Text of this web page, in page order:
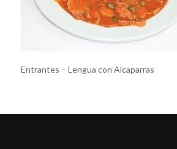
Entrantes – Lengua con Alcaparras